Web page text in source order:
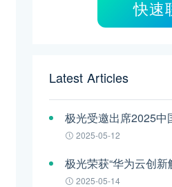
快速
Latest Articles
2025-05-12
极光荣获“华为云创
2025-05-14